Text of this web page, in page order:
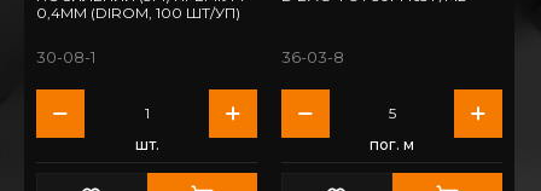
0,4ММ (DIROM, 100 ШТ/УП)
30-08-1
шт.
36-03-8
пог. м